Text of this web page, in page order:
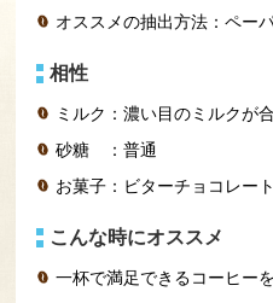
オススメの抽出方法：ペー
相性
ミルク：濃い目のミルクが
砂糖 ：普通
お菓子：ビターチョコレー
こんな時にオススメ
一杯で満足できるコーヒー